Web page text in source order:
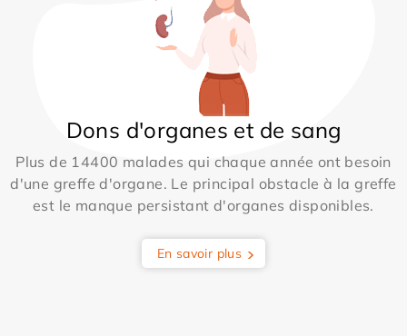
Dons d'organes et de sang
Plus de 14400 malades qui chaque année ont besoin
d'une greffe d'organe. Le principal obstacle à la greffe
est le manque persistant d'organes disponibles.
En savoir plus